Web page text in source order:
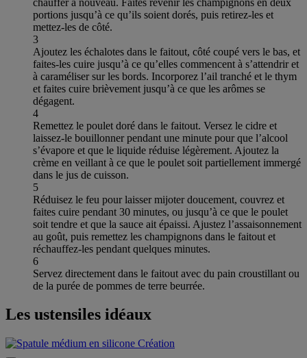
portions jusqu’à ce qu’ils soient dorés, puis retirez-les et
mettez-les de côté.
3
Ajoutez les échalotes dans le faitout, côté coupé vers le bas, et
faites-les cuire jusqu’à ce qu’elles commencent à s’attendrir et
à caraméliser sur les bords. Incorporez l’ail tranché et le thym
et faites cuire brièvement jusqu’à ce que les arômes se
dégagent.
4
Remettez le poulet doré dans le faitout. Versez le cidre et
laissez-le bouillonner pendant une minute pour que l’alcool
s’évapore et que le liquide réduise légèrement. Ajoutez la
crème en veillant à ce que le poulet soit partiellement immergé
dans le jus de cuisson.
5
Réduisez le feu pour laisser mijoter doucement, couvrez et
faites cuire pendant 30 minutes, ou jusqu’à ce que le poulet
soit tendre et que la sauce ait épaissi. Ajustez l’assaisonnement
au goût, puis remettez les champignons dans le faitout et
réchauffez-les pendant quelques minutes.
6
Servez directement dans le faitout avec du pain croustillant ou
de la purée de pommes de terre beurrée.
Les ustensiles idéaux